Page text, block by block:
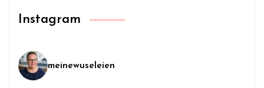
Instagram
meinewuseleien